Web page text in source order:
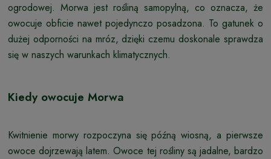
ogrodowej. Morwa jest rośliną samopylną, co oznacza, że
owocuje obficie nawet pojedynczo posadzona. To gatunek o
dużej odporności na mróz, dzięki czemu doskonale sprawdza
się w naszych warunkach klimatycznych.
Kiedy owocuje Morwa
Kwitnienie morwy rozpoczyna się późną wiosną, a pierwsze
owoce dojrzewają latem. Owoce tej rośliny są jadalne, bardzo